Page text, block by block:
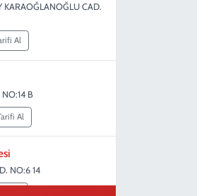
KARAOĞLANOĞLU CAD.
Al
B
Al
NO:6 14